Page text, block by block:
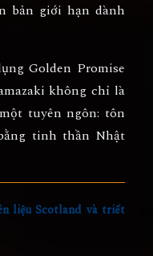
bản giới hạn dành
Golden Promise
không chỉ là
tuyên ngôn: tôn
tinh thần Nhật
liệu Scotland và triết